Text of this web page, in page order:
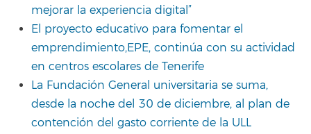
mejorar la experiencia digital”
El proyecto educativo para fomentar el
emprendimiento,EPE, continúa con su actividad
en centros escolares de Tenerife
La Fundación General universitaria se suma,
desde la noche del 30 de diciembre, al plan de
contención del gasto corriente de la ULL